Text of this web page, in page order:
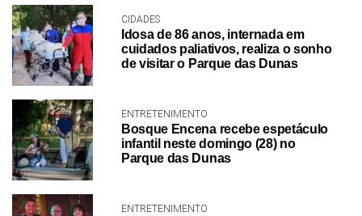
CIDADES
Idosa de 86 anos, internada em
cuidados paliativos, realiza o sonho
de visitar o Parque das Dunas
ENTRETENIMENTO
Bosque Encena recebe espetáculo
infantil neste domingo (28) no
Parque das Dunas
ENTRETENIMENTO